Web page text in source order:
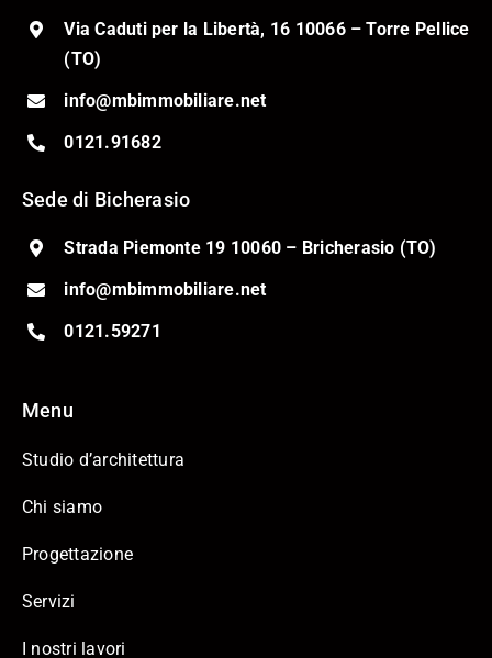
Contatti
Via Caduti per la Libertà, 16 10066 – Torre Pellice
(TO)
info@mbimmobiliare.net
0121.91682
Sede di Bicherasio
Strada Piemonte 19 10060 – Bricherasio (TO)
info@mbimmobiliare.net
0121.59271
Menu
Studio d’architettura
Chi siamo
Progettazione
Servizi
I nostri lavori